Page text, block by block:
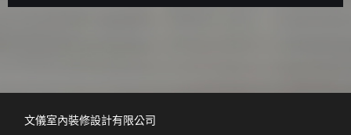
文儀室內裝修設計有限公司